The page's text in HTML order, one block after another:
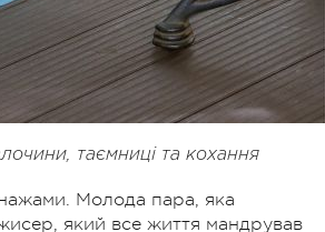
таємниці та кохання
Молода пара, яка
який все життя мандрував